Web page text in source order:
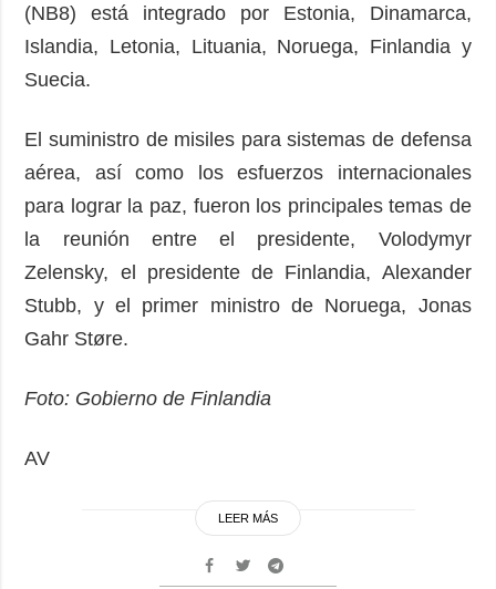
(NB8) está integrado por Estonia, Dinamarca,
Islandia, Letonia, Lituania, Noruega, Finlandia y
Suecia.
El suministro de misiles para sistemas de defensa
aérea, así como los esfuerzos internacionales
para lograr la paz, fueron los principales temas de
la reunión entre el presidente, Volodymyr
Zelensky, el presidente de Finlandia, Alexander
Stubb, y el primer ministro de Noruega, Jonas
Gahr Støre.
Foto: Gobierno de Finlandia
AV
LEER MÁS